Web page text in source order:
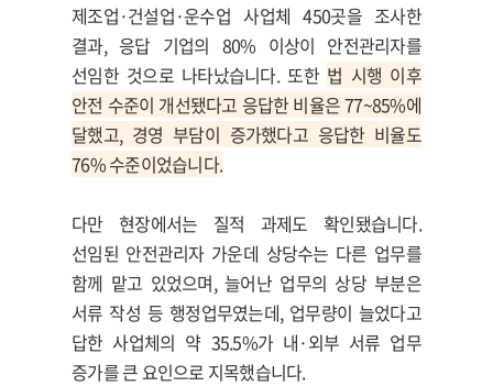
제조업·건설업·운수업 사업체 450곳을 조사한
결과, 응답 기업의 80% 이상이 안전관리자를
선임한 것으로 나타났습니다. 또한 법 시행 이후
안전 수준이 개선됐다고 응답한 비율은 77~85%에
달했고, 경영 부담이 증가했다고 응답한 비율도
76% 수준이었습니다.
다만 현장에서는 질적 과제도 확인됐습니다.
선임된 안전관리자 가운데 상당수는 다른 업무를
함께 맡고 있었으며, 늘어난 업무의 상당 부분은
서류 작성 등 행정업무였는데, 업무량이 늘었다고
답한 사업체의 약 35.5%가 내·외부 서류 업무
증가를 큰 요인으로 지목했습니다.